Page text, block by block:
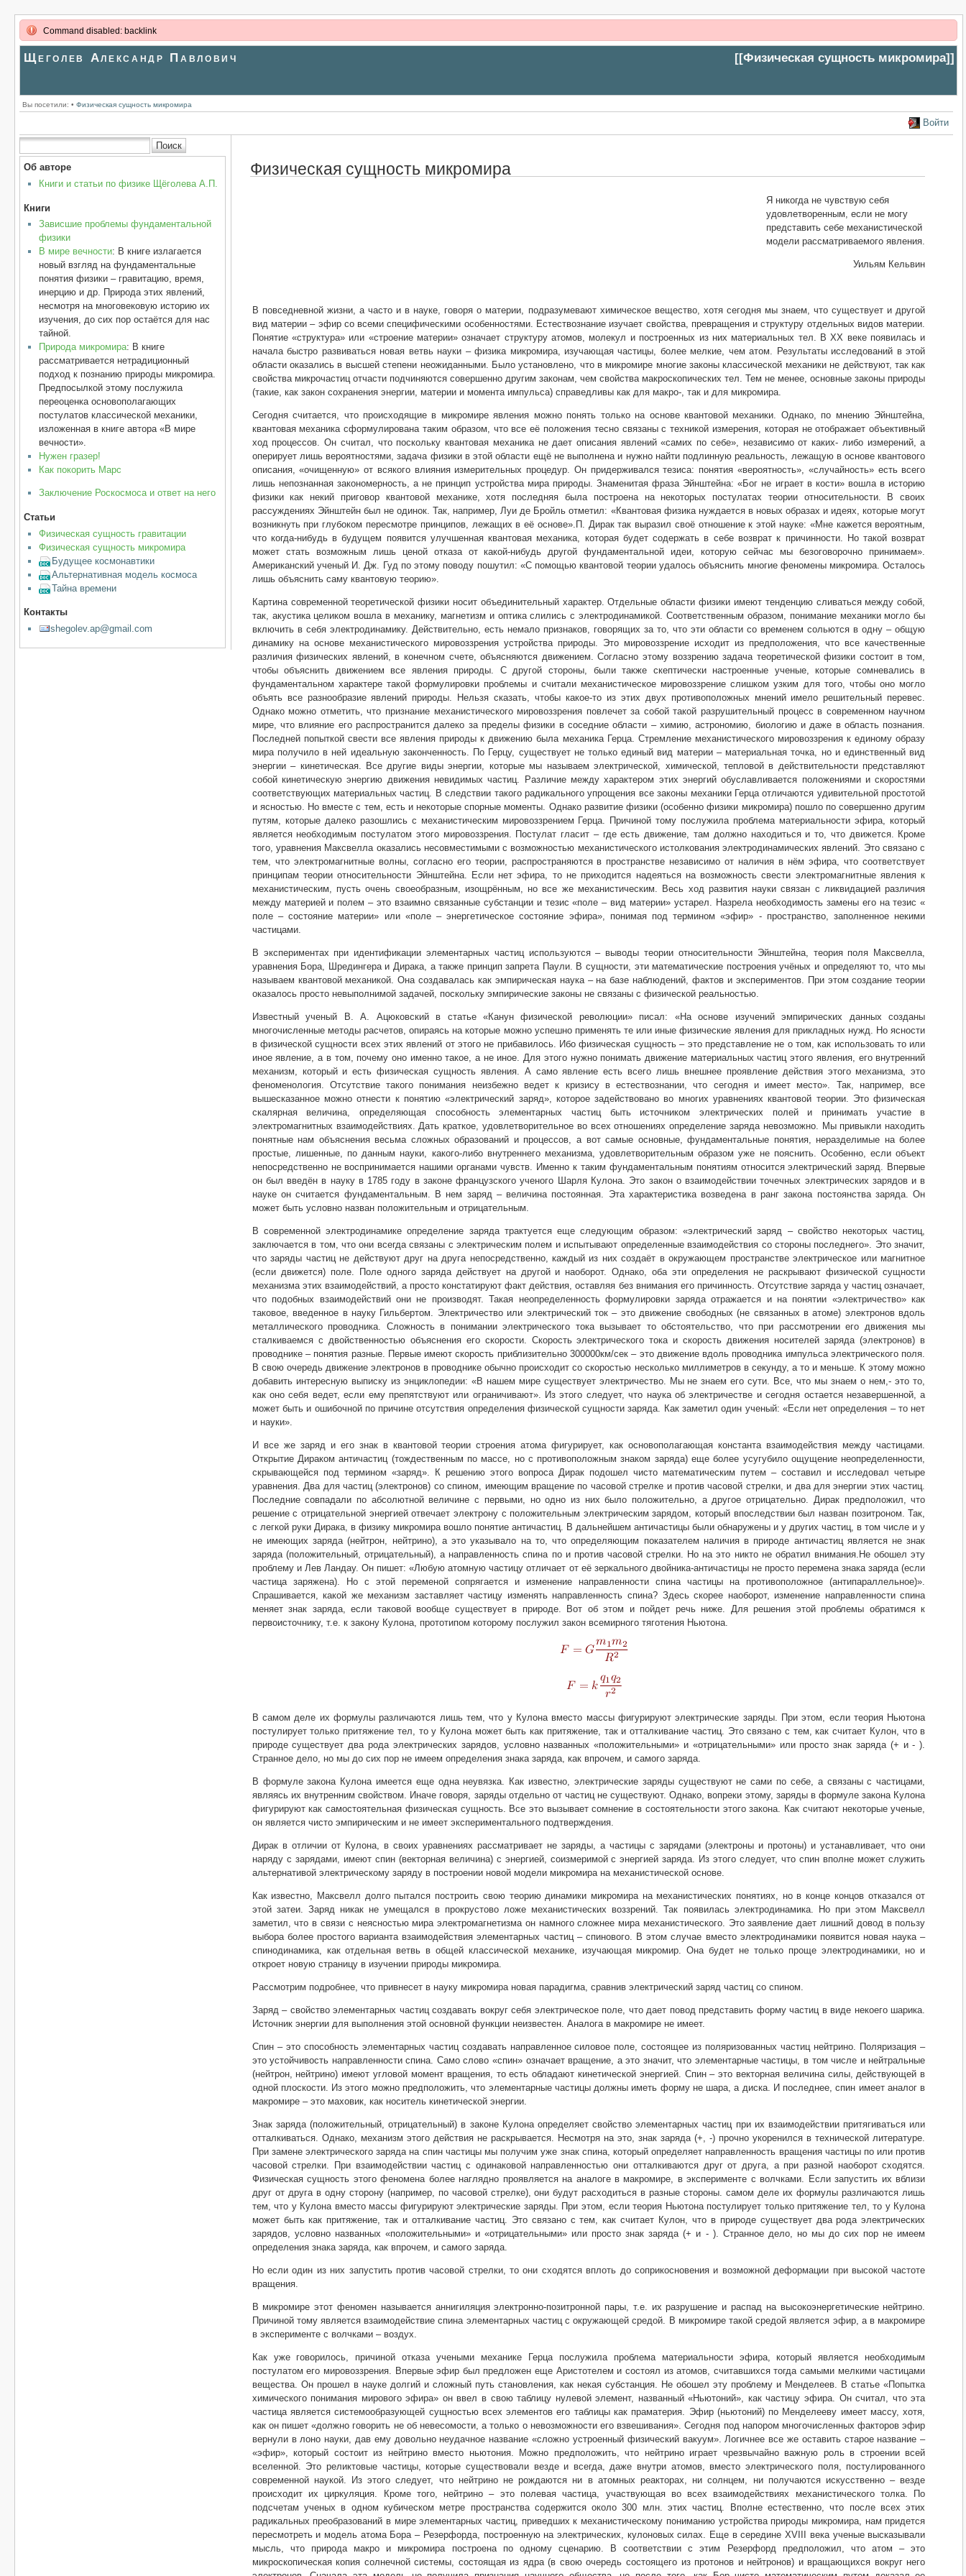
Command disabled: backlink
[[Физическая сущность микромира]]
Щеголев Александр Павлович
Вы посетили: • Физическая сущность микромира
Войти
Об авторе
Книги и статьи по физике Щёголева А.П.
Книги
Зависшие проблемы фундаментальной
физики
В мире вечности: В книге излагается
новый взгляд на фундаментальные
понятия физики – гравитацию, время,
инерцию и др. Природа этих явлений,
несмотря на многовековую историю их
изучения, до сих пор остаётся для нас
тайной.
Природа микромира: В книге
рассматривается нетрадиционный
подход к познанию природы микромира.
Предпосылкой этому послужила
переоценка основополагающих
постулатов классической механики,
изложенная в книге автора «В мире
вечности».
Нужен гразер!
Как покорить Марс
Заключение Роскосмоса и ответ на него
Статьи
Физическая сущность гравитации
Физическая сущность микромира
Будущее космонавтики
Альтернативная модель космоса
Тайна времени
Контакты
shegolev.ap@gmail.com
Физическая сущность микромира
Я никогда не чувствую себя
удовлетворенным, если не могу
представить себе механистической
модели рассматриваемого явления.
Уильям Кельвин
В повседневной жизни, а часто и в науке, говоря о материи, подразумевают химическое вещество, хотя сегодня мы знаем, что существует и другой
вид материи – эфир со всеми специфическими особенностями. Естествознание изучает свойства, превращения и структуру отдельных видов материи.
Понятие «структура» или «строение материи» означает структуру атомов, молекул и построенных из них материальных тел. В ХХ веке появилась и
начала быстро развиваться новая ветвь науки – физика микромира, изучающая частицы, более мелкие, чем атом. Результаты исследований в этой
области оказались в высшей степени неожиданными. Было установлено, что в микромире многие законы классической механики не действуют, так как
свойства микрочастиц отчасти подчиняются совершенно другим законам, чем свойства макроскопических тел. Тем не менее, основные законы природы
(такие, как закон сохранения энергии, материи и момента импульса) справедливы как для макро-, так и для микромира.
Сегодня считается, что происходящие в микромире явления можно понять только на основе квантовой механики. Однако, по мнению Эйнштейна,
квантовая механика сформулирована таким образом, что все её положения тесно связаны с техникой измерения, которая не отображает объективный
ход процессов. Он считал, что поскольку квантовая механика не дает описания явлений «самих по себе», независимо от каких- либо измерений, а
оперирует лишь вероятностями, задача физики в этой области ещё не выполнена и нужно найти подлинную реальность, лежащую в основе квантового
описания, «очищенную» от всякого влияния измерительных процедур. Он придерживался тезиса: понятия «вероятность», «случайность» есть всего
лишь непознанная закономерность, а не принцип устройства мира природы. Знаменитая фраза Эйнштейна: «Бог не играет в кости» вошла в историю
физики как некий приговор квантовой механике, хотя последняя была построена на некоторых постулатах теории относительности. В своих
рассуждениях Эйнштейн был не одинок. Так, например, Луи де Бройль отметил: «Квантовая физика нуждается в новых образах и идеях, которые могут
возникнуть при глубоком пересмотре принципов, лежащих в её основе».П. Дирак так выразил своё отношение к этой науке: «Мне кажется вероятным,
что когда-нибудь в будущем появится улучшенная квантовая механика, которая будет содержать в себе возврат к причинности. Но такой возврат
может стать возможным лишь ценой отказа от какой-нибудь другой фундаментальной идеи, которую сейчас мы безоговорочно принимаем».
Американский ученый И. Дж. Гуд по этому поводу пошутил: «С помощью квантовой теории удалось объяснить многие феномены микромира. Осталось
лишь объяснить саму квантовую теорию».
Картина современной теоретической физики носит объединительный характер. Отдельные области физики имеют тенденцию сливаться между собой,
так, акустика целиком вошла в механику, магнетизм и оптика слились с электродинамикой. Соответственным образом, понимание механики могло бы
включить в себя электродинамику. Действительно, есть немало признаков, говорящих за то, что эти области со временем сольются в одну – общую
динамику на основе механистического мировоззрения устройства природы. Это мировоззрение исходит из предположения, что все качественные
различия физических явлений, в конечном счете, объясняются движением. Согласно этому воззрению задача теоретической физики состоит в том,
чтобы объяснить движением все явления природы. С другой стороны, были также скептически настроенные ученые, которые сомневались в
фундаментальном характере такой формулировки проблемы и считали механистическое мировоззрение слишком узким для того, чтобы оно могло
объять все разнообразие явлений природы. Нельзя сказать, чтобы какое-то из этих двух противоположных мнений имело решительный перевес.
Однако можно отметить, что признание механистического мировоззрения повлечет за собой такой разрушительный процесс в современном научном
мире, что влияние его распространится далеко за пределы физики в соседние области – химию, астрономию, биологию и даже в область познания.
Последней попыткой свести все явления природы к движению была механика Герца. Стремление механистического мировоззрения к единому образу
мира получило в ней идеальную законченность. По Герцу, существует не только единый вид материи – материальная точка, но и единственный вид
энергии – кинетическая. Все другие виды энергии, которые мы называем электрической, химической, тепловой в действительности представляют
собой кинетическую энергию движения невидимых частиц. Различие между характером этих энергий обуславливается положениями и скоростями
соответствующих материальных частиц. В следствии такого радикального упрощения все законы механики Герца отличаются удивительной простотой
и ясностью. Но вместе с тем, есть и некоторые спорные моменты. Однако развитие физики (особенно физики микромира) пошло по совершенно другим
путям, которые далеко разошлись с механистическим мировоззрением Герца. Причиной тому послужила проблема материальности эфира, который
является необходимым постулатом этого мировоззрения. Постулат гласит – где есть движение, там должно находиться и то, что движется. Кроме
того, уравнения Максвелла оказались несовместимыми с возможностью механистического истолкования электродинамических явлений. Это связано с
тем, что электромагнитные волны, согласно его теории, распространяются в пространстве независимо от наличия в нём эфира, что соответствует
принципам теории относительности Эйнштейна. Если нет эфира, то не приходится надеяться на возможность свести электромагнитные явления к
механистическим, пусть очень своеобразным, изощрённым, но все же механистическим. Весь ход развития науки связан с ликвидацией различия
между материей и полем – это взаимно связанные субстанции и тезис «поле – вид материи» устарел. Назрела необходимость замены его на тезис «
поле – состояние материи» или «поле – энергетическое состояние эфира», понимая под термином «эфир» - пространство, заполненное некими
частицами.
В экспериментах при идентификации элементарных частиц используются – выводы теории относительности Эйнштейна, теория поля Максвелла,
уравнения Бора, Шредингера и Дирака, а также принцип запрета Паули. В сущности, эти математические построения учёных и определяют то, что мы
называем квантовой механикой. Она создавалась как эмпирическая наука – на базе наблюдений, фактов и экспериментов. При этом создание теории
оказалось просто невыполнимой задачей, поскольку эмпирические законы не связаны с физической реальностью.
Известный ученый В. А. Ацюковский в статье «Канун физической революции» писал: «На основе изучений эмпирических данных созданы
многочисленные методы расчетов, опираясь на которые можно успешно применять те или иные физические явления для прикладных нужд. Но ясности
в физической сущности всех этих явлений от этого не прибавилось. Ибо физическая сущность – это представление не о том, как использовать то или
иное явление, а в том, почему оно именно такое, а не иное. Для этого нужно понимать движение материальных частиц этого явления, его внутренний
механизм, который и есть физическая сущность явления. А само явление есть всего лишь внешнее проявление действия этого механизма, это
феноменология. Отсутствие такого понимания неизбежно ведет к кризису в естествознании, что сегодня и имеет место». Так, например, все
вышесказанное можно отнести к понятию «электрический заряд», которое задействовано во многих уравнениях квантовой теории. Это физическая
скалярная величина, определяющая способность элементарных частиц быть источником электрических полей и принимать участие в
электромагнитных взаимодействиях. Дать краткое, удовлетворительное во всех отношениях определение заряда невозможно. Мы привыкли находить
понятные нам объяснения весьма сложных образований и процессов, а вот самые основные, фундаментальные понятия, неразделимые на более
простые, лишенные, по данным науки, какого-либо внутреннего механизма, удовлетворительным образом уже не пояснить. Особенно, если объект
непосредственно не воспринимается нашими органами чувств. Именно к таким фундаментальным понятиям относится электрический заряд. Впервые
он был введён в науку в 1785 году в законе французского ученого Шарля Кулона. Это закон о взаимодействии точечных электрических зарядов и в
науке он считается фундаментальным. В нем заряд – величина постоянная. Эта характеристика возведена в ранг закона постоянства заряда. Он
может быть условно назван положительным и отрицательным.
В современной электродинамике определение заряда трактуется еще следующим образом: «электрический заряд – свойство некоторых частиц,
заключается в том, что они всегда связаны с электрическим полем и испытывают определенные взаимодействия со стороны последнего». Это значит,
что заряды частиц не действуют друг на друга непосредственно, каждый из них создаёт в окружающем пространстве электрическое или магнитное
(если движется) поле. Поле одного заряда действует на другой и наоборот. Однако, оба эти определения не раскрывают физической сущности
механизма этих взаимодействий, а просто констатируют факт действия, оставляя без внимания его причинность. Отсутствие заряда у частиц означает,
что подобных взаимодействий они не производят. Такая неопределенность формулировки заряда отражается и на понятии «электричество» как
таковое, введенное в науку Гильбертом. Электричество или электрический ток – это движение свободных (не связанных в атоме) электронов вдоль
металлического проводника. Сложность в понимании электрического тока вызывает то обстоятельство, что при рассмотрении его движения мы
сталкиваемся с двойственностью объяснения его скорости. Скорость электрического тока и скорость движения носителей заряда (электронов) в
проводнике – понятия разные. Первые имеют скорость приблизительно 300000км/сек – это движение вдоль проводника импульса электрического поля.
В свою очередь движение электронов в проводнике обычно происходит со скоростью несколько миллиметров в секунду, а то и меньше. К этому можно
добавить интересную выписку из энциклопедии: «В нашем мире существует электричество. Мы не знаем его сути. Все, что мы знаем о нем,- это то,
как оно себя ведет, если ему препятствуют или ограничивают». Из этого следует, что наука об электричестве и сегодня остается незавершенной, а
может быть и ошибочной по причине отсутствия определения физической сущности заряда. Как заметил один ученый: «Если нет определения – то нет
и науки».
И все же заряд и его знак в квантовой теории строения атома фигурирует, как основополагающая константа взаимодействия между частицами.
Открытие Дираком античастиц (тождественным по массе, но с противоположным знаком заряда) еще более усугубило ощущение неопределенности,
скрывающейся под термином «заряд». К решению этого вопроса Дирак подошел чисто математическим путем – составил и исследовал четыре
уравнения. Два для частиц (электронов) со спином, имеющим вращение по часовой стрелке и против часовой стрелки, и два для энергии этих частиц.
Последние совпадали по абсолютной величине с первыми, но одно из них было положительно, а другое отрицательно. Дирак предположил, что
решение с отрицательной энергией отвечает электрону с положительным электрическим зарядом, который впоследствии был назван позитроном. Так,
с легкой руки Дирака, в физику микромира вошло понятие античастиц. В дальнейшем античастицы были обнаружены и у других частиц, в том числе и у
не имеющих заряда (нейтрон, нейтрино), а это указывало на то, что определяющим показателем наличия в природе античастиц является не знак
заряда (положительный, отрицательный), а направленность спина по и против часовой стрелки. Но на это никто не обратил внимания.Не обошел эту
проблему и Лев Ландау. Он пишет: «Любую атомную частицу отличает от её зеркального двойника-античастицы не просто перемена знака заряда (если
частица заряжена). Но с этой переменой сопрягается и изменение направленности спина частицы на противоположное (антипараллельное)».
Спрашивается, какой же механизм заставляет частицу изменять направленность спина? Здесь скорее наоборот, изменение направленности спина
меняет знак заряда, если таковой вообще существует в природе. Вот об этом и пойдет речь ниже. Для решения этой проблемы обратимся к
первоисточнику, т.е. к закону Кулона, прототипом которому послужил закон всемирного тяготения Ньютона.
В самом деле их формулы различаются лишь тем, что у Кулона вместо массы фигурируют электрические заряды. При этом, если теория Ньютона
постулирует только притяжение тел, то у Кулона может быть как притяжение, так и отталкивание частиц. Это связано с тем, как считает Кулон, что в
природе существует два рода электрических зарядов, условно названных «положительными» и «отрицательными» или просто знак заряда (+ и - ).
Странное дело, но мы до сих пор не имеем определения знака заряда, как впрочем, и самого заряда.
В формуле закона Кулона имеется еще одна неувязка. Как известно, электрические заряды существуют не сами по себе, а связаны с частицами,
являясь их внутренним свойством. Иначе говоря, заряды отдельно от частиц не существуют. Однако, вопреки этому, заряды в формуле закона Кулона
фигурируют как самостоятельная физическая сущность. Все это вызывает сомнение в состоятельности этого закона. Как считают некоторые ученые,
он является чисто эмпирическим и не имеет экспериментального подтверждения.
Дирак в отличии от Кулона, в своих уравнениях рассматривает не заряды, а частицы с зарядами (электроны и протоны) и устанавливает, что они
наряду с зарядами, имеют спин (векторная величина) с энергией, соизмеримой с энергией заряда. Из этого следует, что спин вполне может служить
альтернативой электрическому заряду в построении новой модели микромира на механистической основе.
Как известно, Максвелл долго пытался построить свою теорию динамики микромира на механистических понятиях, но в конце концов отказался от
этой затеи. Заряд никак не умещался в прокрустово ложе механистических воззрений. Так появилась электродинамика. Но при этом Максвелл
заметил, что в связи с неясностью мира электромагнетизма он намного сложнее мира механистического. Это заявление дает лишний довод в пользу
выбора более простого варианта взаимодействия элементарных частиц – спинового. В этом случае вместо электродинамики появится новая наука –
спинодинамика, как отдельная ветвь в общей классической механике, изучающая микромир. Она будет не только проще электродинамики, но и
откроет новую страницу в изучении природы микромира.
Рассмотрим подробнее, что привнесет в науку микромира новая парадигма, сравнив электрический заряд частиц со спином.
Заряд – свойство элементарных частиц создавать вокруг себя электрическое поле, что дает повод представить форму частиц в виде некоего шарика.
Источник энергии для выполнения этой основной функции неизвестен. Аналога в макромире не имеет.
Спин – это способность элементарных частиц создавать направленное силовое поле, состоящее из поляризованных частиц нейтрино. Поляризация –
это устойчивость направленности спина. Само слово «спин» означает вращение, а это значит, что элементарные частицы, в том числе и нейтральные
(нейтрон, нейтрино) имеют угловой момент вращения, то есть обладают кинетической энергией. Спин – это векторная величина силы, действующей в
одной плоскости. Из этого можно предположить, что элементарные частицы должны иметь форму не шара, а диска. И последнее, спин имеет аналог в
макромире – это маховик, как носитель кинетической энергии.
Знак заряда (положительный, отрицательный) в законе Кулона определяет свойство элементарных частиц при их взаимодействии притягиваться или
отталкиваться. Однако, механизм этого действия не раскрывается. Несмотря на это, знак заряда (+, -) прочно укоренился в технической литературе.
При замене электрического заряда на спин частицы мы получим уже знак спина, который определяет направленность вращения частицы по или против
часовой стрелки. При взаимодействии частиц с одинаковой направленностью они отталкиваются друг от друга, а при разной наоборот сходятся.
Физическая сущность этого феномена более наглядно проявляется на аналоге в макромире, в эксперименте с волчками. Если запустить их вблизи
друг от друга в одну сторону (например, по часовой стрелке), они будут расходиться в разные стороны. самом деле их формулы различаются лишь
тем, что у Кулона вместо массы фигурируют электрические заряды. При этом, если теория Ньютона постулирует только притяжение тел, то у Кулона
может быть как притяжение, так и отталкивание частиц. Это связано с тем, как считает Кулон, что в природе существует два рода электрических
зарядов, условно названных «положительными» и «отрицательными» или просто знак заряда (+ и - ). Странное дело, но мы до сих пор не имеем
определения знака заряда, как впрочем, и самого заряда.
Но если один из них запустить против часовой стрелки, то они сходятся вплоть до соприкосновения и возможной деформации при высокой частоте
вращения.
В микромире этот феномен называется аннигиляция электронно-позитронной пары, т.е. их разрушение и распад на высокоэнергетические нейтрино.
Причиной тому является взаимодействие спина элементарных частиц с окружающей средой. В микромире такой средой является эфир, а в макромире
в эксперименте с волчками – воздух.
Как уже говорилось, причиной отказа учеными механике Герца послужила проблема материальности эфира, который является необходимым
постулатом его мировоззрения. Впервые эфир был предложен еще Аристотелем и состоял из атомов, считавшихся тогда самыми мелкими частицами
вещества. Он прошел в науке долгий и сложный путь становления, как некая субстанция. Не обошел эту проблему и Менделеев. В статье «Попытка
химического понимания мирового эфира» он ввел в свою таблицу нулевой элемент, названный «Ньютоний», как частицу эфира. Он считал, что эта
частица является системообразующей сущностью всех элементов его таблицы как праматерия. Эфир (ньютоний) по Менделееву имеет массу, хотя,
как он пишет «должно говорить не об невесомости, а только о невозможности его взвешивания». Сегодня под напором многочисленных факторов эфир
вернули в лоно науки, дав ему довольно неудачное название «сложно устроенный физический вакуум». Логичнее все же оставить старое название –
«эфир», который состоит из нейтрино вместо ньютония. Можно предположить, что нейтрино играет чрезвычайно важную роль в строении всей
вселенной. Это реликтовые частицы, которые существовали везде и всегда, даже внутри атомов, вместо электрического поля, постулированного
современной наукой. Из этого следует, что нейтрино не рождаются ни в атомных реакторах, ни солнцем, ни получаются искусственно – везде
происходит их циркуляция. Кроме того, нейтрино – это полевая частица, участвующая во всех взаимодействиях механистического толка. По
подсчетам ученых в одном кубическом метре пространства содержится около 300 млн. этих частиц. Вполне естественно, что после всех этих
радикальных преобразований в мире элементарных частиц, приведших к механистическому пониманию устройства природы микромира, нам придется
пересмотреть и модель атома Бора – Резерфорда, построенную на электрических, кулоновых силах. Еще в середине ХVIII века ученые высказывали
мысль, что природа макро и микромира построена по одному сценарию. В соответствии с этим Резерфорд предположил, что атом – это
микроскопическая копия солнечной системы, состоящая из ядра (в свою очередь состоящего из протонов и нейтронов) и вращающихся вокруг него